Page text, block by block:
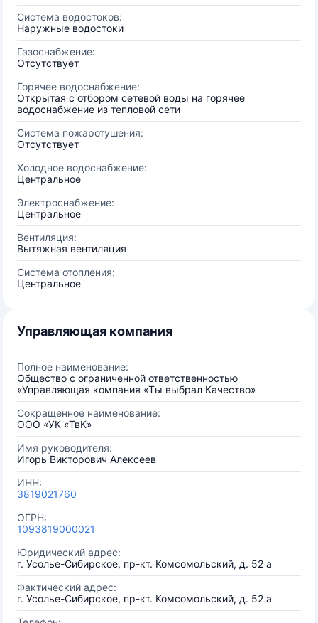
Система водостоков:
Наружные водостоки
Газоснабжение:
Отсутствует
Горячее водоснабжение:
Открытая с отбором сетевой воды на горячее
водоснабжение из тепловой сети
Система пожаротушения:
Отсутствует
Холодное водоснабжение:
Центральное
Электроснабжение:
Центральное
Вентиляция:
Вытяжная вентиляция
Система отопления:
Центральное
Управляющая компания
Полное наименование:
Общество с ограниченной ответственностью
«Управляющая компания «Ты выбрал Качество»
Сокращенное наименование:
ООО «УК «ТвК»
Имя руководителя:
Игорь Викторович Алексеев
ИНН:
3819021760
ОГРН:
1093819000021
Юридический адрес:
г. Усолье-Сибирское, пр-кт. Комсомольский, д. 52 а
Фактический адрес:
г. Усолье-Сибирское, пр-кт. Комсомольский, д. 52 а